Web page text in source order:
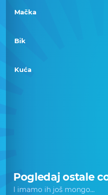
Mačka
Bik
Kuća
Pogledaj ostale
I imamo ih još mongo...